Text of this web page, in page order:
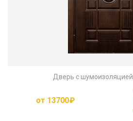
Дверь с шумоизоляцией
от 13700₽